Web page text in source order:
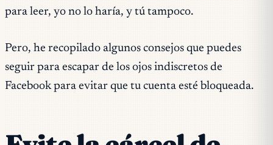
para leer, yo no lo haría, y tú tampoco.
Pero, he recopilado algunos consejos que puedes
seguir para escapar de los ojos indiscretos de
Facebook para evitar que tu cuenta esté bloqueada.